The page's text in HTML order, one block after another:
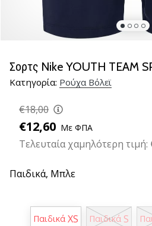
βόλεϊ
όπως
Ελάτε
μαζί
ως
της
Σορτς Nike YOUTH TEAM
Κατηγορία: Ρούχα Βόλεϊ
€18,00
€12,60 Με ΦΠΑ
Τελευταία χαμηλότερη τιμή:
Παιδικά, Μπλε
Παιδικά XS Παιδικά S